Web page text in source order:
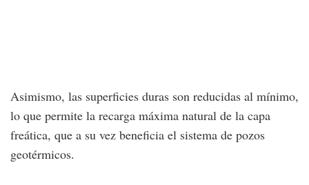
Asimismo, las superficies duras son reducidas al mínimo,
lo que permite la recarga máxima natural de la capa
freática, que a su vez beneficia el sistema de pozos
geotérmicos.